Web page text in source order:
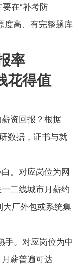
在“补考防
度高、有完整题库
率
花得值
资回报？根据
数据，证书与就
。对应岗位为网
二线城市月薪约
大厂外包或系统集
手。对应岗位为中
薪普遍可达